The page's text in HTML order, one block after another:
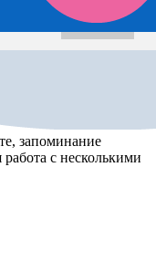
запоминание
работа с несколькими